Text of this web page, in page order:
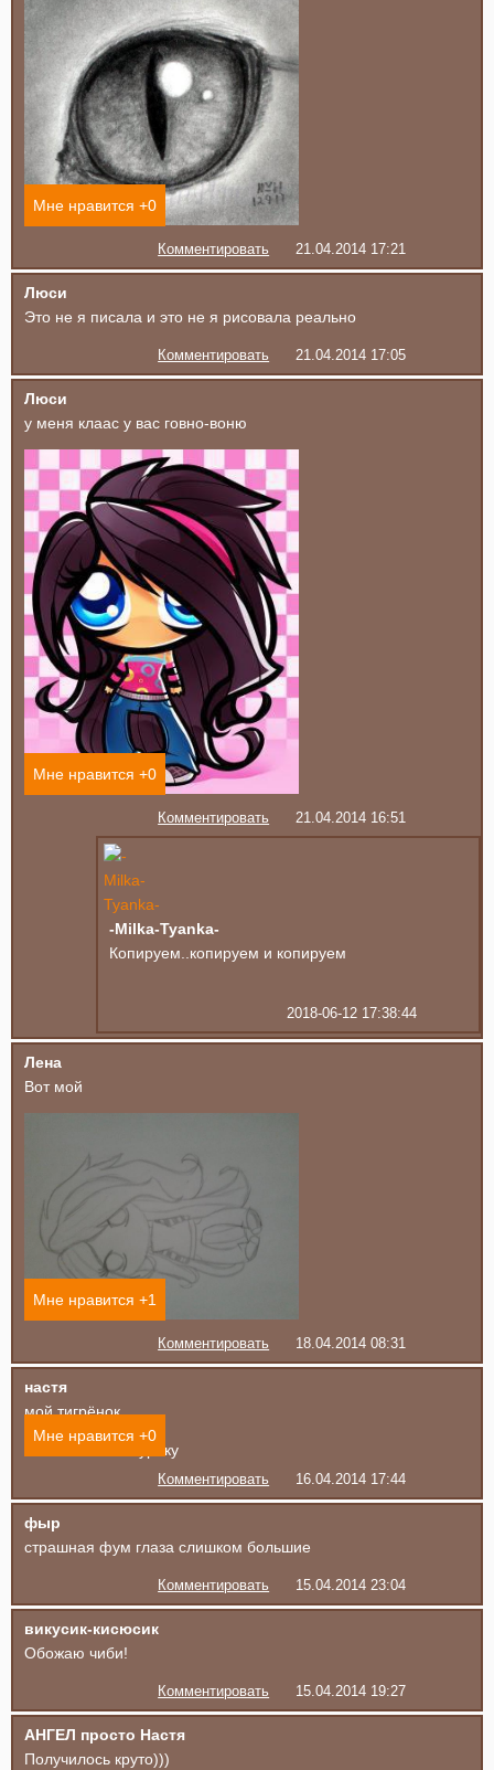
Мне нравится +0
Комментировать 21.04.2014 17:21
Люси
Это не я писала и это не я рисовала реально
Комментировать 21.04.2014 17:05
Люси
у меня клаас у вас говно-воню
Мне нравится +0
Комментировать 21.04.2014 16:51
-Milka-Tyanka-
Копируем..копируем и копируем
2018-06-12 17:38:44
Лена
Вот мой
Мне нравится +1
Комментировать 18.04.2014 08:31
настя
мой тигрёнок
Мне нравится +0
Комментировать 16.04.2014 17:44
фыр
страшная фум глаза слишком большие
Комментировать 15.04.2014 23:04
викусик-кисюсик
Обожаю чиби!
Комментировать 15.04.2014 19:27
АНГЕЛ просто Настя
Получилось круто)))